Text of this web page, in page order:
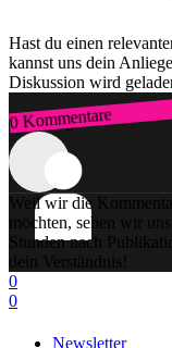
Hast du einen
kannst uns dein
Diskussion wird
0 Kommentare
Zum Login
Weil wir die
möchten, sehen wir
Stunden nach
dein Verständnis!
0
0
Newsletter